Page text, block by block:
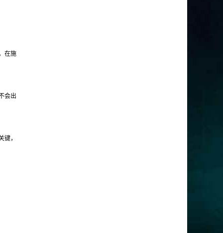
在施
会出
，